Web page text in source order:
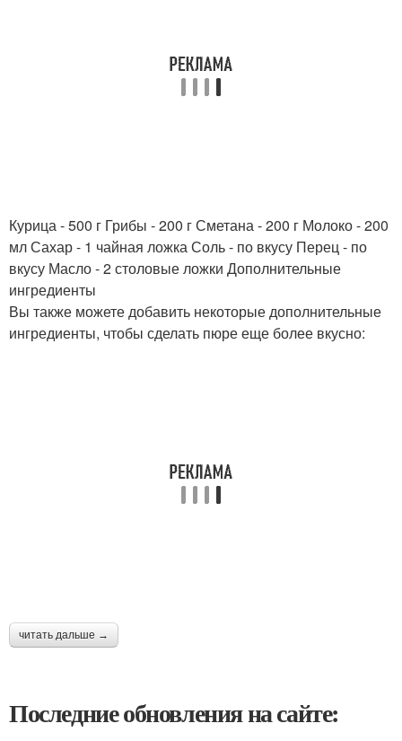
Курица - 500 г Грибы - 200 г Сметана - 200 г Молоко - 200
мл Сахар - 1 чайная ложка Соль - по вкусу Перец - по
вкусу Масло - 2 столовые ложки Дополнительные
ингредиенты
Вы также можете добавить некоторые дополнительные
ингредиенты, чтобы сделать пюре еще более вкусно:
читать дальше →
Последние обновления на сайте: